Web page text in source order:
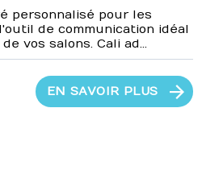
personnalisé pour les
de communication idéal
vos salons. Cali ad...
EN SAVOIR PLUS